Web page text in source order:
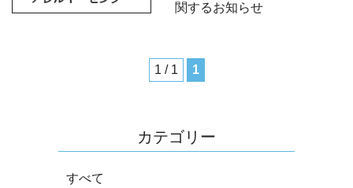
関するお知らせ
1 / 1 1
カテゴリー
すべて